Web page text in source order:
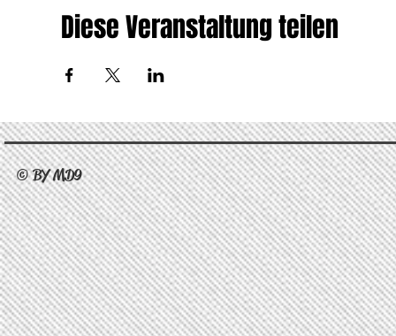
Diese Veranstaltung teilen
© BY MD9